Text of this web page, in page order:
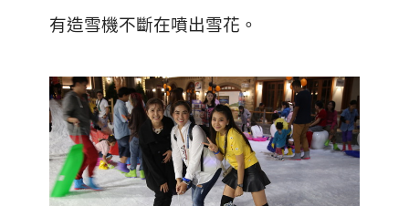
有造雪機不斷在噴出雪花。